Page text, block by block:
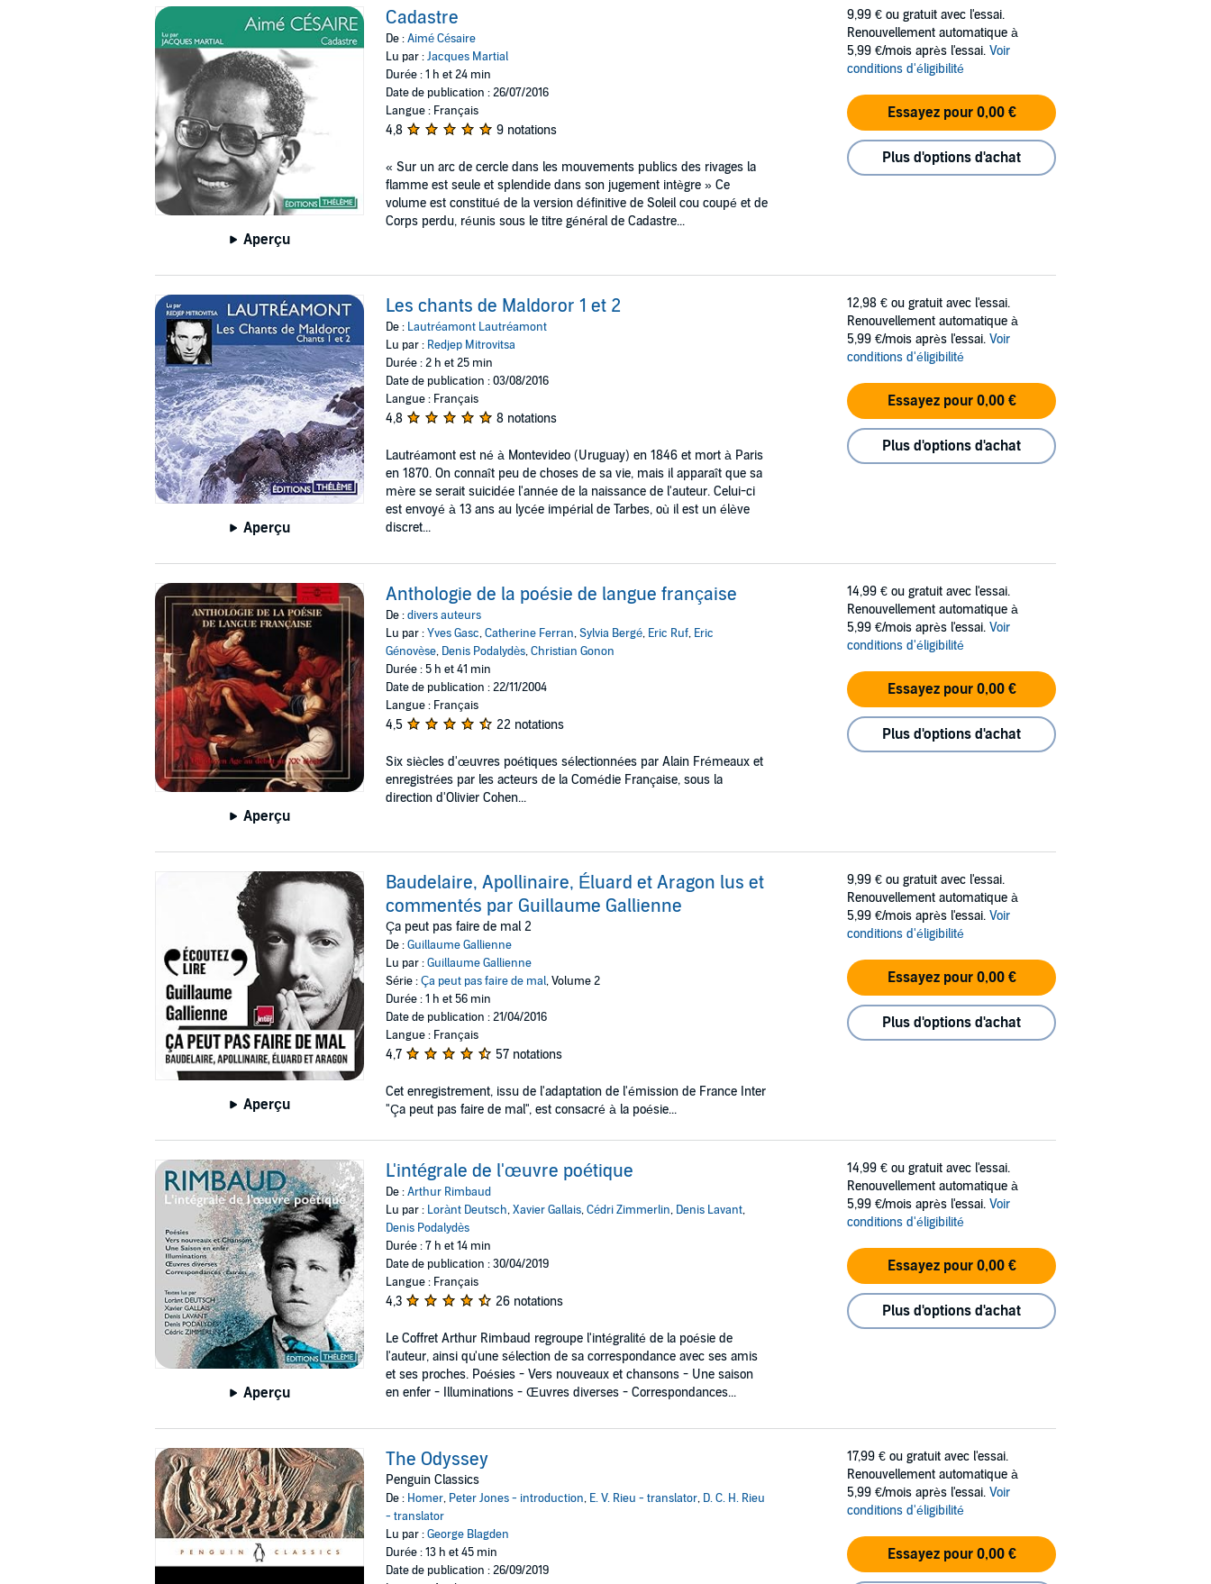
Aperçu
Cadastre
De :Aimé Césaire
Lu par :Jacques Martial
Durée : 1 h et 24 min
Date de publication : 26/07/2016
Langue : Français
4,8 9 notations
« Sur un arc de cercle dans les mouvements publics des rivages la
flamme est seule et splendide dans son jugement intègre » Ce
volume est constitué de la version définitive de Soleil cou coupé et de
Corps perdu, réunis sous le titre général de Cadastre...
9,99 € ou gratuit avec l'essai.
Renouvellement automatique à
5,99 €/mois après l'essai. Voir
conditions d'éligibilité
Essayez pour 0,00 €
Plus d'options d'achat
Aperçu
Les chants de Maldoror 1 et 2
De : Lautréamont Lautréamont
Lu par : Redjep Mitrovitsa
Durée : 2 h et 25 min
Date de publication : 03/08/2016
Langue : Français
4,8 8 notations
Lautréamont est né à Montevideo (Uruguay) en 1846 et mort à Paris
en 1870. On connaît peu de choses de sa vie, mais il apparaît que sa
mère se serait suicidée l'année de la naissance de l'auteur. Celui-ci
est envoyé à 13 ans au lycée impérial de Tarbes, où il est un élève
discret...
12,98 € ou gratuit avec l'essai.
Renouvellement automatique à
5,99 €/mois après l'essai. Voir
conditions d'éligibilité
Essayez pour 0,00 €
Plus d'options d'achat
Aperçu
Anthologie de la poésie de langue française
De :divers auteurs
Lu par :Yves Gasc,Catherine Ferran,Sylvia Bergé, Eric Ruf, Eric
Génovèse, Denis Podalydès,Christian Gonon
Durée : 5 h et 41 min
Date de publication : 22/11/2004
Langue : Français
4,5 22 notations
Six siècles d'œuvres poétiques sélectionnées par Alain Frémeaux et
enregistrées par les acteurs de la Comédie Française, sous la
direction d'Olivier Cohen...
14,99 € ou gratuit avec l'essai.
Renouvellement automatique à
5,99 €/mois après l'essai. Voir
conditions d'éligibilité
Essayez pour 0,00 €
Plus d'options d'achat
Aperçu
Baudelaire, Apollinaire, Éluard et Aragon lus et
commentés par Guillaume Gallienne
Ça peut pas faire de mal 2
De :Guillaume Gallienne
Lu par :Guillaume Gallienne
Série :Ça peut pas faire de mal, Volume 2
Durée : 1 h et 56 min
Date de publication : 21/04/2016
Langue : Français
4,7 57 notations
Cet enregistrement, issu de l'adaptation de l'émission de France Inter
"Ça peut pas faire de mal", est consacré à la poésie...
9,99 € ou gratuit avec l'essai.
Renouvellement automatique à
5,99 €/mois après l'essai. Voir
conditions d'éligibilité
Essayez pour 0,00 €
Plus d'options d'achat
Aperçu
L'intégrale de l'œuvre poétique
De :Arthur Rimbaud
Lu par : Lorànt Deutsch,Xavier Gallais,Cédri Zimmerlin, Denis Lavant,
Denis Podalydès
Durée : 7 h et 14 min
Date de publication : 30/04/2019
Langue : Français
4,3 26 notations
Le Coffret Arthur Rimbaud regroupe l'intégralité de la poésie de
l'auteur, ainsi qu'une sélection de sa correspondance avec ses amis
et ses proches. Poésies - Vers nouveaux et chansons - Une saison
en enfer - Illuminations - Œuvres diverses - Correspondances...
14,99 € ou gratuit avec l'essai.
Renouvellement automatique à
5,99 €/mois après l'essai. Voir
conditions d'éligibilité
Essayez pour 0,00 €
Plus d'options d'achat
The Odyssey
Penguin Classics
De : Homer, Peter Jones - introduction, E. V. Rieu - translator, D. C. H. Rieu
- translator
Lu par :George Blagden
Durée : 13 h et 45 min
Date de publication : 26/09/2019
17,99 € ou gratuit avec l'essai.
Renouvellement automatique à
5,99 €/mois après l'essai. Voir
conditions d'éligibilité
Essayez pour 0,00 €